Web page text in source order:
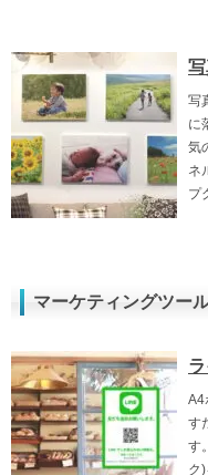
写
に
気
ネ
プ
マーケティングツー
A4
す
す
ク